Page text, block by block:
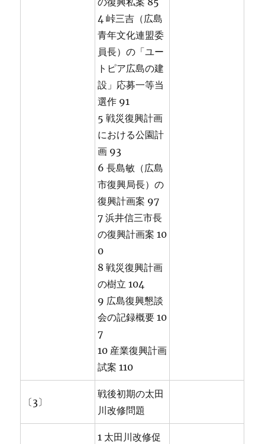
4 峠三吉（広島
青年文化連盟委
員長）の「ユー
トピア広島の建
設」応募一等当
選作 91
5 戦災復興計画
における公園計
画 93
6 長島敏（広島
市復興局長）の
復興計画案 97
7 浜井信三市長
の復興計画案 10
0
8 戦災復興計画
の樹立 104
9 広島復興懇談
会の記録概要 10
7
10 産業復興計画
試案 110
〔3〕
戦後初期の太田
川改修問題
1 太田川改修促